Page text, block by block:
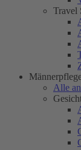
Travel
Alle